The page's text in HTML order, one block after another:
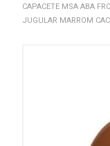
CAPACETE MSA ABA
JUGULAR MARROM